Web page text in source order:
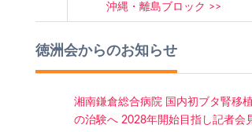
沖縄・離島ブロック
徳洲会からのお知らせ
湘南鎌倉総合病院 国内初ブタ腎移植
の治験へ 2028年開始目指し記者会